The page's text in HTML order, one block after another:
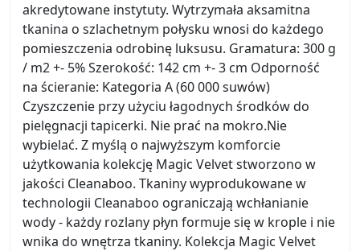
akredytowane instytuty. Wytrzymała aksamitna
tkanina o szlachetnym połysku wnosi do każdego
pomieszczenia odrobinę luksusu. Gramatura: 300 g
/ m2 +- 5% Szerokość: 142 cm +- 3 cm Odporność
na ścieranie: Kategoria A (60 000 suwów)
Czyszczenie przy użyciu łagodnych środków do
pielęgnacji tapicerki. Nie prać na mokro.Nie
wybielać. Z myślą o najwyższym komforcie
użytkowania kolekcję Magic Velvet stworzono w
jakości Cleanaboo. Tkaniny wyprodukowane w
technologii Cleanaboo ograniczają wchłanianie
wody - każdy rozlany płyn formuje się w krople i nie
wnika do wnętrza tkaniny. Kolekcja Magic Velvet